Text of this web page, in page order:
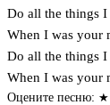
Do all the things I
When I was your
Do all the things I
When I was your
Оцените песню: ★